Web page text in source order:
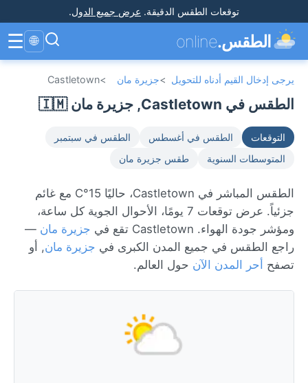
توقعات الطقس الدقيقة. عرض جميع الدول.
الطقس.online
🌐
☰
يرجى إدخال القيم أدناه للتحويل >جزيرة مان >
Castletown
الطقس في Castletown, جزيرة مان 🇮🇲
التوقعات الطقس في أغسطس
الطقس في سبتمبر
المتوسطات السنوية
طقس جزيرة مان
الطقس المباشر في Castletown، حاليًا 15°C مع غائم
جزئياً. عرض توقعات 7 يومًا، الأحوال الجوية كل ساعة،
ومؤشر جودة الهواء. Castletown تقع في
جزيرة مان —
راجع الطقس في جميع المدن الكبرى في جزيرة مان, أو
تصفح أحر المدن الآن حول العالم.